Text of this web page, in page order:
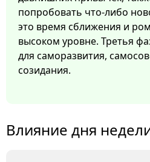
попробовать что-либо
это время сближения и
высоком уровне. Третья
для саморазвития,
созидания.
Влияние дня